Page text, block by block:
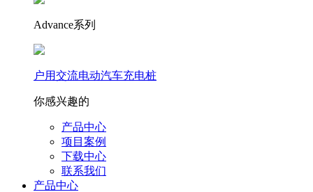
Advance系列
户用交流电动汽车充电桩
你感兴趣的
产品中心
项目案例
下载中心
联系我们
产品中心